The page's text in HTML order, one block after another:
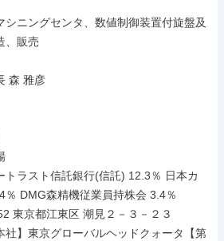
シニングセンタ、数値制御装置付旋盤及
、販売
森 雅彦
トラスト信託銀行(信託) 12.3％ 日本カ
％ DMG森精機従業員持株会 3.4％
東京都江東区 潮見２－３－２３
社】東京グローバルヘッドクォータ【第